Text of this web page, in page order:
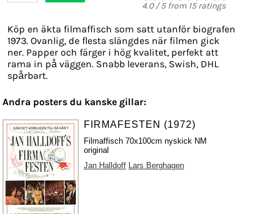
4.0/5from 15ratings
Köp en äkta filmaffisch som satt utanför biografen
1973. Ovanlig, de flesta slängdes när filmen gick
ner. Papper och färger i hög kvalitet, perfekt att
rama in på väggen. Snabb leverans, Swish, DHL
spårbart.
Andra posters du kanske gillar:
FIRMAFESTEN (1972)
Filmaffisch 70x100cm nyskick NM
original
Jan Halldoff Lars Berghagen